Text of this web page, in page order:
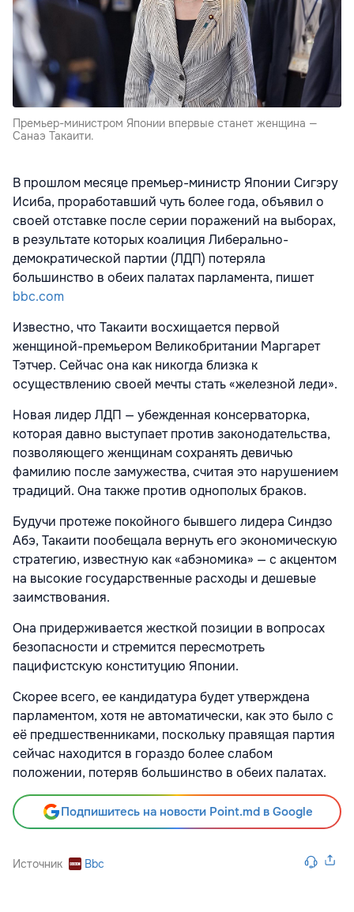
Премьер-министром Японии впервые станет женщина —
Санаэ Такаити.
В прошлом месяце премьер-министр Японии Сигэру
Исиба, проработавший чуть более года, объявил о
своей отставке после серии поражений на выборах,
в результате которых коалиция Либерально-
демократической партии (ЛДП) потеряла
большинство в обеих палатах парламента, пишет
bbc.com
Известно, что Такаити восхищается первой
женщиной-премьером Великобритании Маргарет
Тэтчер. Сейчас она как никогда близка к
осуществлению своей мечты стать «железной леди».
Новая лидер ЛДП — убежденная консерваторка,
которая давно выступает против законодательства,
позволяющего женщинам сохранять девичью
фамилию после замужества, считая это нарушением
традиций. Она также против однополых браков.
Будучи протеже покойного бывшего лидера Синдзо
Абэ, Такаити пообещала вернуть его экономическую
стратегию, известную как «абэномика» — с акцентом
на высокие государственные расходы и дешевые
заимствования.
Она придерживается жесткой позиции в вопросах
безопасности и стремится пересмотреть
пацифистскую конституцию Японии.
Скорее всего, ее кандидатура будет утверждена
парламентом, хотя не автоматически, как это было с
её предшественниками, поскольку правящая партия
сейчас находится в гораздо более слабом
положении, потеряв большинство в обеих палатах.
Подпишитесь на новости Point.md в Google
Источник Bbc